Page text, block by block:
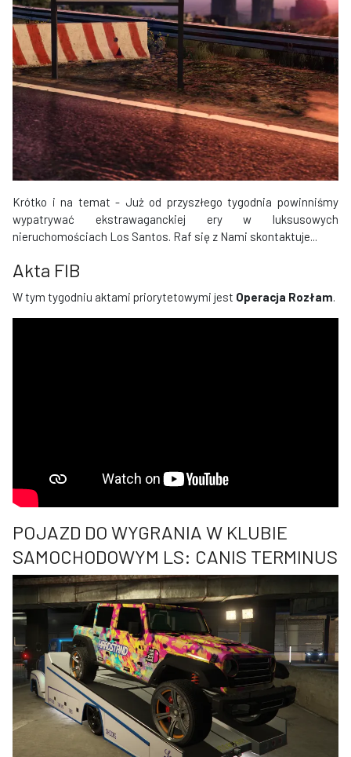
Krótko i na temat - Już od przyszłego tygodnia powinniśmy
wypatrywać ekstrawaganckiej ery w luksusowych
nieruchomościach Los Santos. Raf się z Nami skontaktuje...
​​Akta FIB
W tym tygodniu aktami priorytetowymi jest Operacja Rozłam.
POJAZD DO WYGRANIA W KLUBIE
SAMOCHODOWYM LS: CANIS TERMINUS